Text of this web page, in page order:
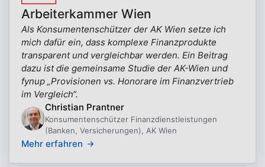
Arbeiterkammer Wien
Als Konsumentenschützer der AK Wien setze ich
mich dafür ein, dass komplexe Finanzprodukte
transparent und vergleichbar werden. Ein Beitrag
dazu ist die gemeinsame Studie der AK-Wien und
fynup „Provisionen vs. Honorare im Finanzvertrieb
im Vergleich“.
Christian Prantner
Konsumentenschützer Finanzdienstleistungen
(Banken, Versicherungen), AK Wien
Mehr erfahren